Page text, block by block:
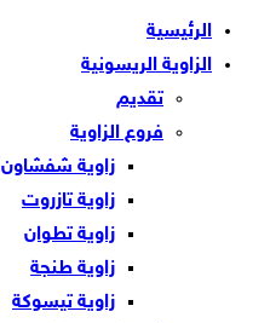
الرئيسية
الزاوية الريسونية
تقديم
فروع الزاوية
زاوية شفشاون
زاوية تازروت
زاوية تطوان
زاوية طنجة
زاوية تيسوكة